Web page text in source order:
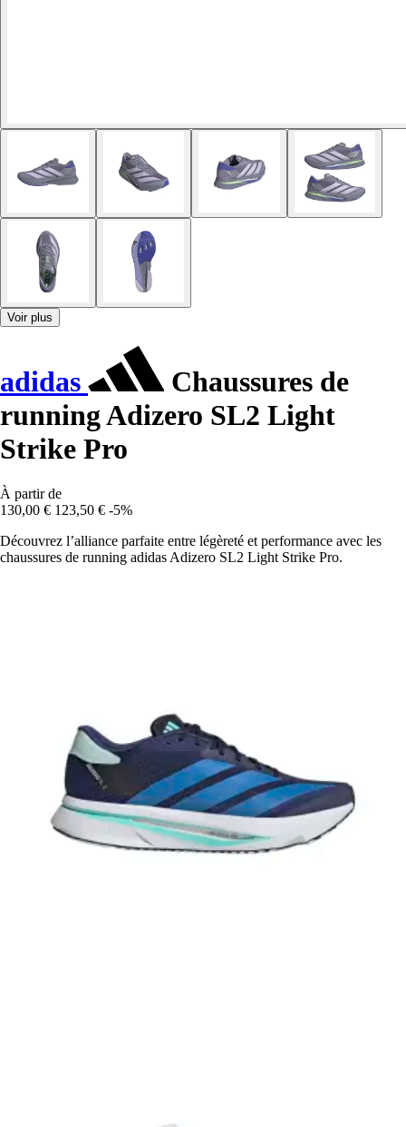
Voir plus
adidas
Chaussures de
running Adizero SL2 Light
Strike Pro
À partir de
130,00 € 123,50 € -5%
Découvrez l’alliance parfaite entre légèreté et performance avec les
chaussures de running adidas Adizero SL2 Light Strike Pro.